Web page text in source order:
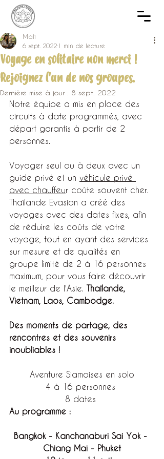
Voyage en solitaire non merci !
Rejoignez l'un de nos groupes.
Mali
6 sept. 2022 1 min de lecture
Dernière mise à jour : 8 sept. 2022
Notre équipe a mis en place des
circuits à date programmés, avec
départ garantis à partir de 2
personnes.
Voyager seul ou à deux avec un
guide privé et un véhicule privé
avec chauffeur coûte souvent cher.
Thaïlande Evasion a créé des
voyages avec des dates fixes, afin
de réduire les coûts de votre
voyage, tout en ayant des services
sur mesure et de qualités en
groupe limité de 2 à 16 personnes
maximum, pour vous faire découvrir
le meilleur de l'Asie. Thaïlande,
Vietnam, Laos, Cambodge.
Des moments de partage, des
rencontres et des souvenirs
inoubliables !
Aventure Siamoises en solo
4 à 16 personnes
8 dates
Au programme :
Bangkok - Kanchanaburi Sai Yok -
Chiang Mai - Phuket